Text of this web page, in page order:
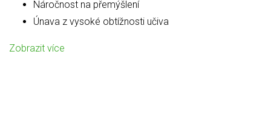
Náročnost na přemýšlení
Únava z vysoké obtížnosti učiva
Zobrazit více